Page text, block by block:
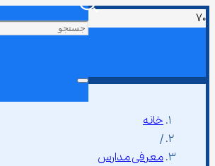
خانه
/
معرفی مدارس